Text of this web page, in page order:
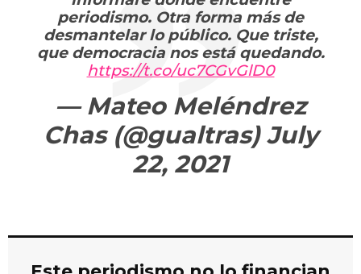
periodismo. Otra forma más de
desmantelar lo público. Que triste,
que democracia nos está quedando.
https://t.co/uc7CGvGlD0
— Mateo Meléndrez
Chas (@gualtras)July
22, 2021